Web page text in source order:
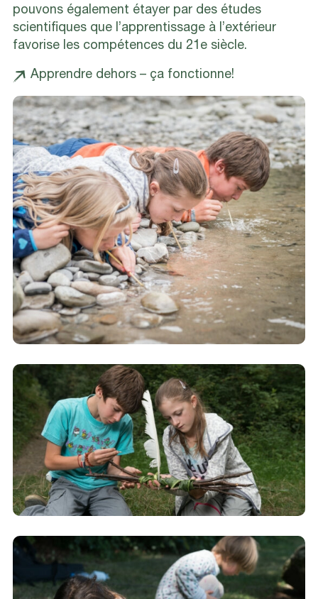
pouvons également étayer par des études
scientifiques que l’apprentissage à l’extérieur
favorise les compétences du 21e siècle.
Apprendre dehors – ça fonctionne!